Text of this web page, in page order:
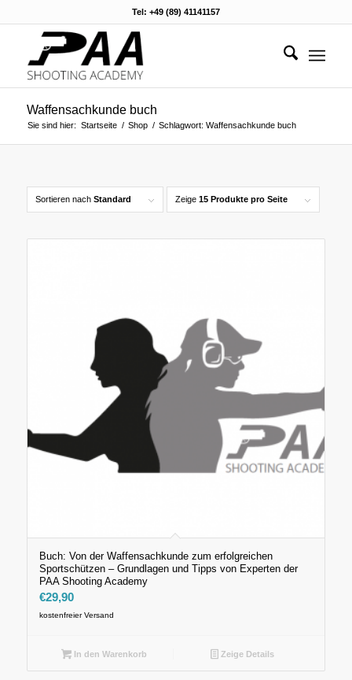
Tel: +49 (89) 41141157
Waffensachkunde buch
Sie sind hier: Startseite / Shop / Schlagwort: Waffensachkunde buch
Sortieren nach Standard Zeige 15 Produkte pro Seite
Buch: Von der Waffensachkunde zum erfolgreichen
Sportschützen – Grundlagen und Tipps von Experten der
PAA Shooting Academy
€29,90
kostenfreier Versand
In den Warenkorb Zeige Details